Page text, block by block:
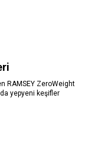
RAMSEY ZeroWeight
yepyeni keşifler